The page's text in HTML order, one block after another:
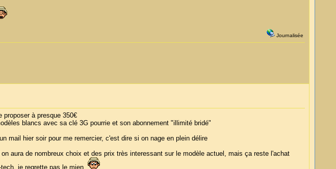
Journalisée
proposer à presque 350€
blancs avec sa clé 3G pourrie et son abonnement "illimité bridé"
mail hier soir pour me remercier, c'est dire si on nage en plein délire
aura de nombreux choix et des prix très interessant sur le modèle actuel, mais ça reste l'achat
je regrette pas le mien